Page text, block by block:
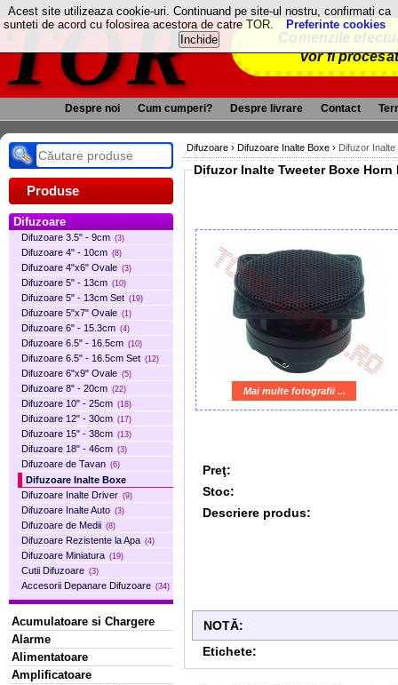
TOR
Comenzile
vor fi
Despre noi Cum cumperi? Despre livrare Contact
Produse
Difuzoare
Difuzoare 3.5" - 9cm (3)
Difuzoare 4" - 10cm (8)
Difuzoare 4"x6" Ovale (3)
Difuzoare 5" - 13cm (10)
Difuzoare 5" - 13cm Set (19)
Difuzoare 5"x7" Ovale (1)
Difuzoare 6" - 15.3cm (4)
Difuzoare 6.5" - 16.5cm (10)
Difuzoare 6.5" - 16.5cm Set (12)
Difuzoare 6"x9" Ovale (5)
Difuzoare 8" - 20cm (22)
Difuzoare 10" - 25cm (18)
Difuzoare 12" - 30cm (17)
Difuzoare 15" - 38cm (13)
Difuzoare 18" - 46cm (3)
Difuzoare de Tavan (6)
Difuzoare Inalte Boxe
Difuzoare Inalte Driver (9)
Difuzoare Inalte Auto (3)
Difuzoare de Medii (8)
Difuzoare Rezistente la Apa (4)
Difuzoare Miniatura (19)
Cutii Difuzoare (3)
Accesorii Depanare Difuzoare (34)
Acumulatoare si Chargere
Alarme
Alimentatoare
Amplificatoare
Difuzoare › Difuzoare Inalte Boxe › Difuzor
Difuzor Inalte Tweeter Boxe Horn
Mai multe fotografii ...
Preţ:
Stoc:
Descriere produs:
NOTĂ:
Etichete:
Acest site utilizeaza cookie-uri. Continuand pe site-ul nostru, confirmati ca
sunteti de acord cu folosirea acestora de catre TOR.
Preferinte cookies